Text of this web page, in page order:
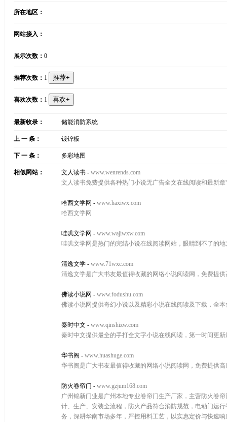
所在地区：
网站接入：
展示次数： 0
推荐次数： 1
喜欢次数： 1
最新收录： 储能消防系统
上 一 条： 镀锌板
下 一 条： 多彩地图
相似网站： 文人读书 - www.wenrends.com
文人读书免费提供各种热门小说无广告全文在线阅读和最新
哈西文学网 - www.haxiwx.com
哈西文学网
哇叽文学网 - www.wajiwxw.com
哇叽文学网是热门的完结小说在线阅读网站，眼睛到不了的
清逸文学 - www.71wxc.com
清逸文学是广大书友最值得收藏的网络小说阅读网，免费提
佛读小说网 - www.fodushu.com
佛读小说网提供奇幻小说以及精彩小说在线阅读及下载，全
秦时中文 - www.qinshizw.com
秦时中文提供最全的手打全文字小说在线阅读，第一时间更
华书阁 - www.huashuge.com
华书阁是广大书友最值得收藏的网络小说阅读网，免费提供
防火卷帘门 - www.gzjum168.com
广州锦新门业是广州本地专业卷帘门生产厂家，主营防火卷
计、生产、安装全流程，防火产品符合消防规范，电动门运
务，深耕华南市场多年，严控用料工艺，以实惠定价与快速